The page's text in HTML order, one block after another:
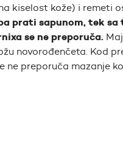
kiselost kože) i remeti
prati sapunom, tek
se ne preporuča.
novorođenčeta. Kod
ne preporuča mazanje